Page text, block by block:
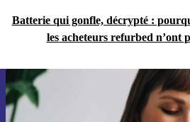
Batterie qui gonfle, décrypté :
les acheteurs refurbed n’ont
Recevoir offres et
par mail